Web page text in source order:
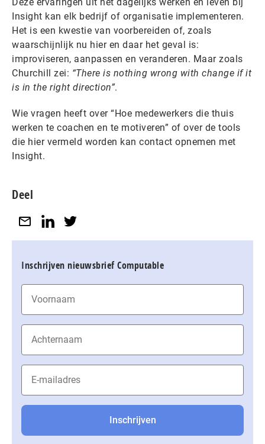
Insight kan elk bedrijf of organisatie implementeren.
Het is een kwestie van voorbereiden of, zoals
waarschijnlijk nu hier en daar het geval is:
improviseren, aanpassen en veranderen. Maar zoals
Churchill zei: “There is nothing wrong with change if it
is in the right direction”.
Wie vragen heeft over “Hoe medewerkers die thuis
werken te coachen en te motiveren” of over de tools
die hier vermeld worden kan contact opnemen met
Insight.
Deel
Inschrijven nieuwsbrief Computable